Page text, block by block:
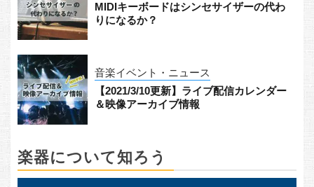
MIDIキーボードはシンセサイザーの代わ
りになるか？
音楽イベント・ニュース
【2021/3/10更新】ライブ配信カレンダー
＆映像アーカイブ情報
楽器について知ろう